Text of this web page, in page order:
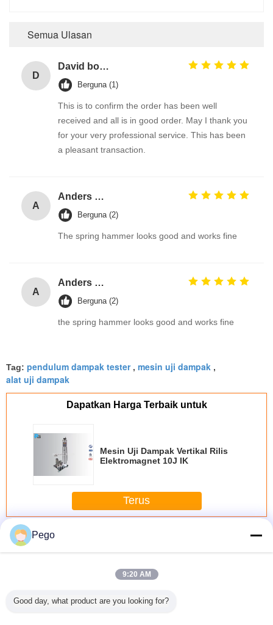
Semua Ulasan
D
David borland
Berguna (1)
This is to confirm the order has been well
received and all is in good order. May I thank you
for your very professional service. This has been
a pleasant transaction.
A
Anders Olsson
Berguna (2)
The spring hammer looks good and works fine
A
Anders Olsson
Berguna (2)
the spring hammer looks good and works fine
Tag: pendulum dampak tester, mesin uji dampak ,
alat uji dampak
Dapatkan Harga Terbaik untuk
Mesin Uji Dampak Vertikal Rilis
Elektromagnet 10J IK
Terus
LebihAlat uji dampak
Uji
Peralatan Uji
Mesin Uji Dampak
Pego
9:20 AM
Good day, what product are you looking for?